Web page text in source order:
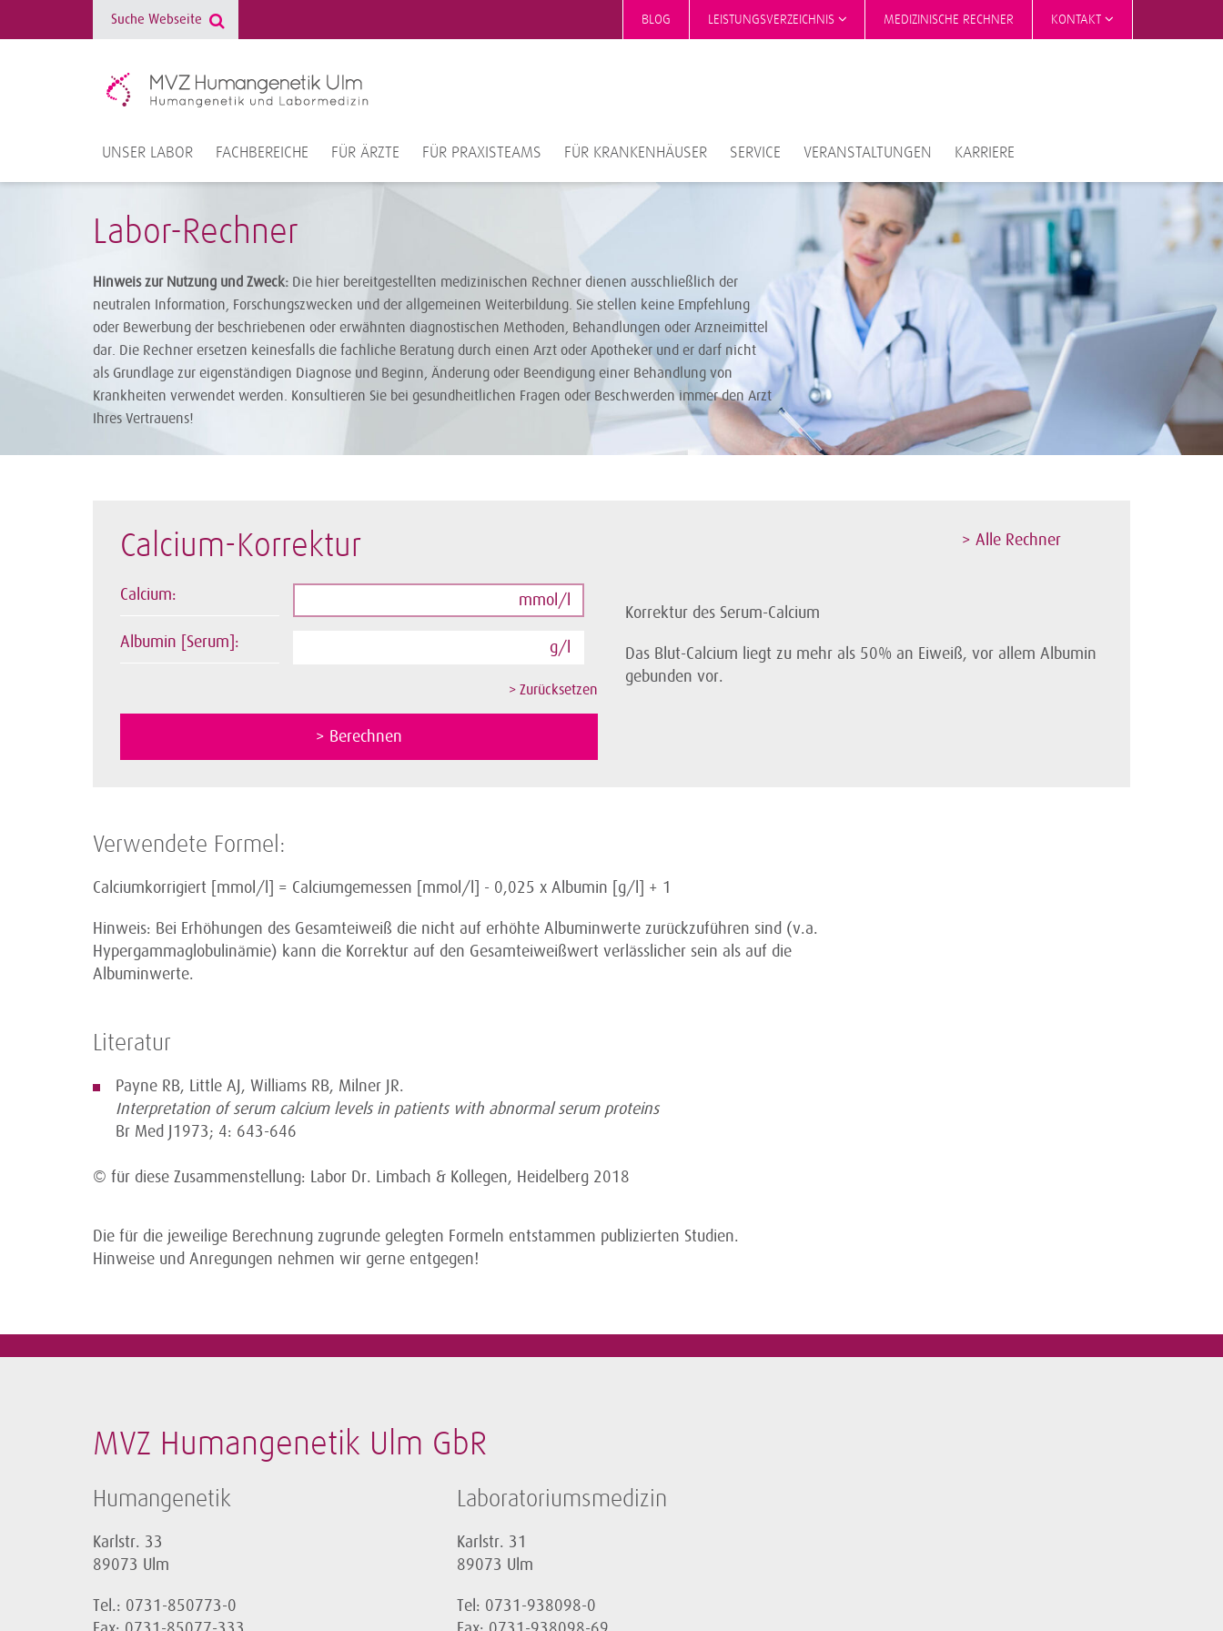
BLOG LEISTUNGSVERZEICHNIS MEDIZINISCHE RECHNER KONTAKT
UNSER LABOR FACHBEREICHE FÜR ÄRZTE FÜR PRAXISTEAMS FÜR KRANKENHÄUSER SERVICE VERANSTALTUNGEN KARRIERE
Labor-Rechner
Hinweis zur Nutzung und Zweck: Die hier bereitgestellten medizinischen Rechner dienen ausschließlich der
neutralen Information, Forschungszwecken und der allgemeinen Weiterbildung. Sie stellen keine Empfehlung
oder Bewerbung der beschriebenen oder erwähnten diagnostischen Methoden, Behandlungen oder Arzneimittel
dar. Die Rechner ersetzen keinesfalls die fachliche Beratung durch einen Arzt oder Apotheker und er darf nicht
als Grundlage zur eigenständigen Diagnose und Beginn, Änderung oder Beendigung einer Behandlung von
Krankheiten verwendet werden. Konsultieren Sie bei gesundheitlichen Fragen oder Beschwerden immer den Arzt
Ihres Vertrauens!
Calcium-Korrektur > Alle Rechner
Calcium: mmol/l
Albumin [Serum]: g/l
Korrektur des Serum-Calcium
Das Blut-Calcium liegt zu mehr als 50% an Eiweiß, vor allem Albumin
gebunden vor.
Verwendete Formel:
Calciumkorrigiert [mmol/l] = Calciumgemessen [mmol/l] - 0,025 x Albumin [g/l] + 1
Hinweis: Bei Erhöhungen des Gesamteiweiß die nicht auf erhöhte Albuminwerte zurückzuführen sind (v.a.
Hypergammaglobulinämie) kann die Korrektur auf den Gesamteiweißwert verlässlicher sein als auf die
Albuminwerte.
Literatur
Payne RB, Little AJ, Williams RB, Milner JR.
Interpretation of serum calcium levels in patients with abnormal serum proteins
Br Med J1973; 4: 643-646
© für diese Zusammenstellung: Labor Dr. Limbach & Kollegen, Heidelberg 2018
Die für die jeweilige Berechnung zugrunde gelegten Formeln entstammen publizierten Studien.
Hinweise und Anregungen nehmen wir gerne entgegen!
MVZ Humangenetik Ulm GbR
Humangenetik
Karlstr. 33
89073 Ulm
Tel.: 0731-850773-0
Laboratoriumsmedizin
Karlstr. 31
89073 Ulm
Tel: 0731-938098-0